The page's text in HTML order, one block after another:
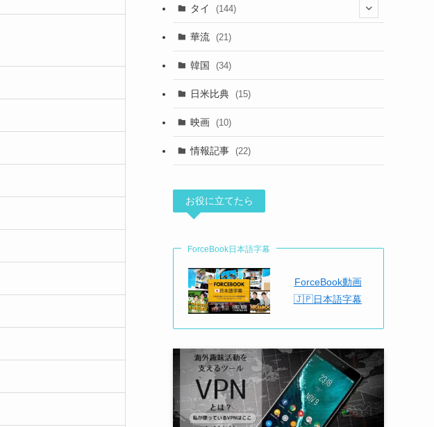
タイ (144)
華流 (21)
韓国 (34)
日米比典 (15)
映画 (10)
情報記事 (22)
お役に立てたら
ForceBook日本語字幕
ForceBook動画
🇯🇵日本語字幕